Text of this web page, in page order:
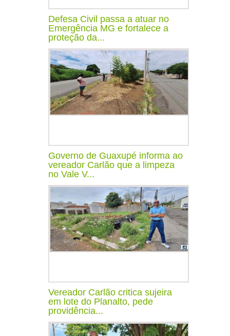
Defesa Civil passa a atuar no
Emergência MG e fortalece a
proteção da...
Governo de Guaxupé informa ao
vereador Carlão que a limpeza
no Vale V...
Vereador Carlão critica sujeira
em lote do Planalto, pede
providência...